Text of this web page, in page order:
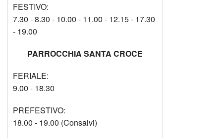
FESTIVO:
7.30 - 8.30 - 10.00 - 11.00 - 12.15 - 17.30
- 19.00
PARROCCHIA SANTA CROCE
FERIALE:
9.00 - 18.30
PREFESTIVO:
18.00 - 19.00 (Consalvi)